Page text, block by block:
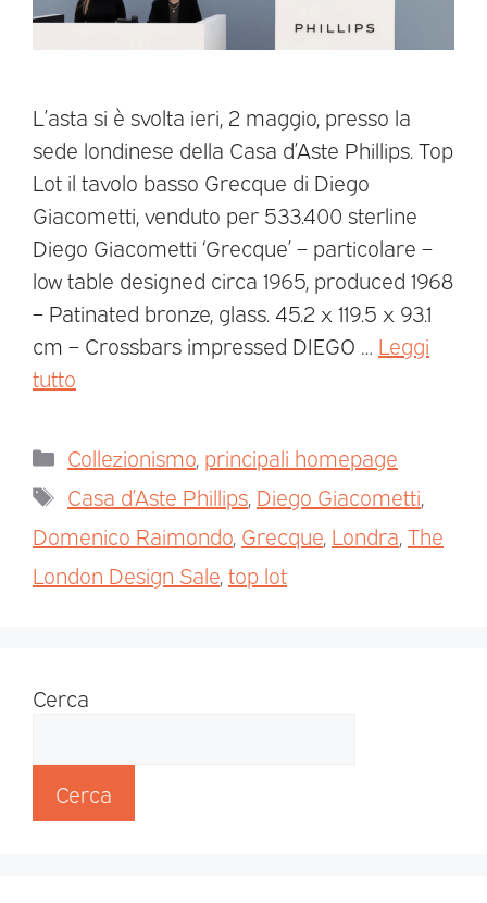
L’asta si è svolta ieri, 2 maggio, presso la
sede londinese della Casa d’Aste Phillips. Top
Lot il tavolo basso Grecque di Diego
Giacometti, venduto per 533.400 sterline
Diego Giacometti ‘Grecque’ – particolare –
low table designed circa 1965, produced 1968
– Patinated bronze, glass. 45.2 x 119.5 x 93.1
cm – Crossbars impressed DIEGO … Leggi
tutto
Collezionismo principali homepage
Casa d’Aste Phillips Diego Giacometti
Domenico Raimondo Grecque Londra The
London Design Sale top lot
Cerca
Cerca